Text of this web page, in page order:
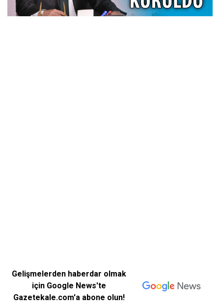
Gelişmelerden haberdar olmak
için Google News'te
Gazetekale.com'a abone olun!